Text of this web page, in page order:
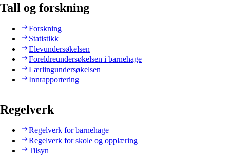
Tall og forskning
Forskning
Statistikk
Elevundersøkelsen
Foreldreundersøkelsen i barnehage
Lærlingundersøkelsen
Innrapportering
Regelverk
Regelverk for barnehage
Regelverk for skole og opplæring
Tilsyn